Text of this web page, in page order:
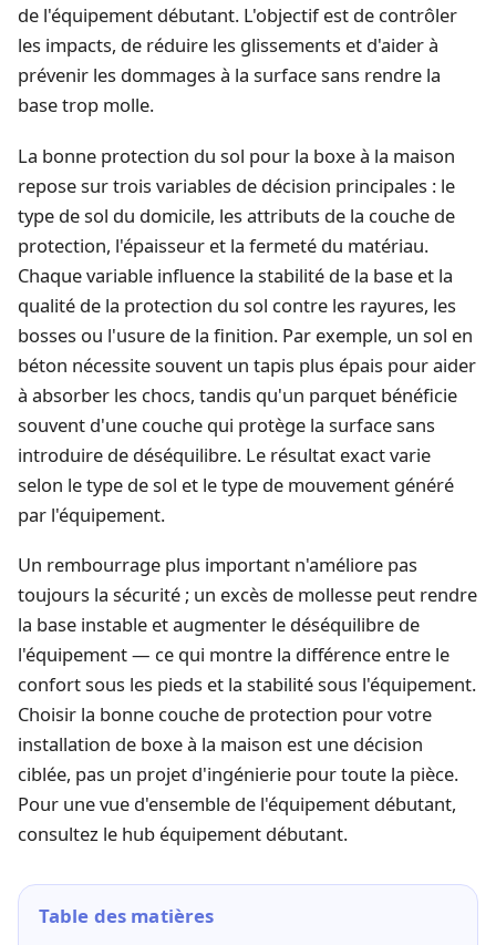
de l'équipement débutant. L'objectif est de contrôler
les impacts, de réduire les glissements et d'aider à
prévenir les dommages à la surface sans rendre la
base trop molle.
La bonne protection du sol pour la boxe à la maison
repose sur trois variables de décision principales : le
type de sol du domicile, les attributs de la couche de
protection, l'épaisseur et la fermeté du matériau.
Chaque variable influence la stabilité de la base et la
qualité de la protection du sol contre les rayures, les
bosses ou l'usure de la finition. Par exemple, un sol en
béton nécessite souvent un tapis plus épais pour aider
à absorber les chocs, tandis qu'un parquet bénéficie
souvent d'une couche qui protège la surface sans
introduire de déséquilibre. Le résultat exact varie
selon le type de sol et le type de mouvement généré
par l'équipement.
Un rembourrage plus important n'améliore pas
toujours la sécurité ; un excès de mollesse peut rendre
la base instable et augmenter le déséquilibre de
l'équipement — ce qui montre la différence entre le
confort sous les pieds et la stabilité sous l'équipement.
Choisir la bonne couche de protection pour votre
installation de boxe à la maison est une décision
ciblée, pas un projet d'ingénierie pour toute la pièce.
Pour une vue d'ensemble de l'équipement débutant,
consultez le hub équipement débutant.
Table des matières